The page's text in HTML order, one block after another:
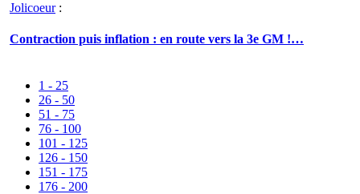
Jolicoeur:
Contraction puis inflation : en route vers la 3e GM !…
1 - 25
26 - 50
51 - 75
76 - 100
101 - 125
126 - 150
151 - 175
176 - 200